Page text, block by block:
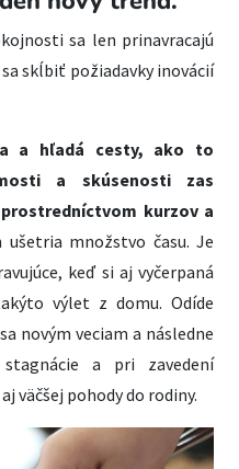
sa len prinavracajú
skĺbiť požiadavky inovácií
a hľadá cesty, ako to
a skúsenosti zas
kurzov a
množstvo času. Je
keď si aj vyčerpaná
výlet z domu. Odíde
novým veciam a následne
a pri zavedení
väčšej pohody do rodiny.